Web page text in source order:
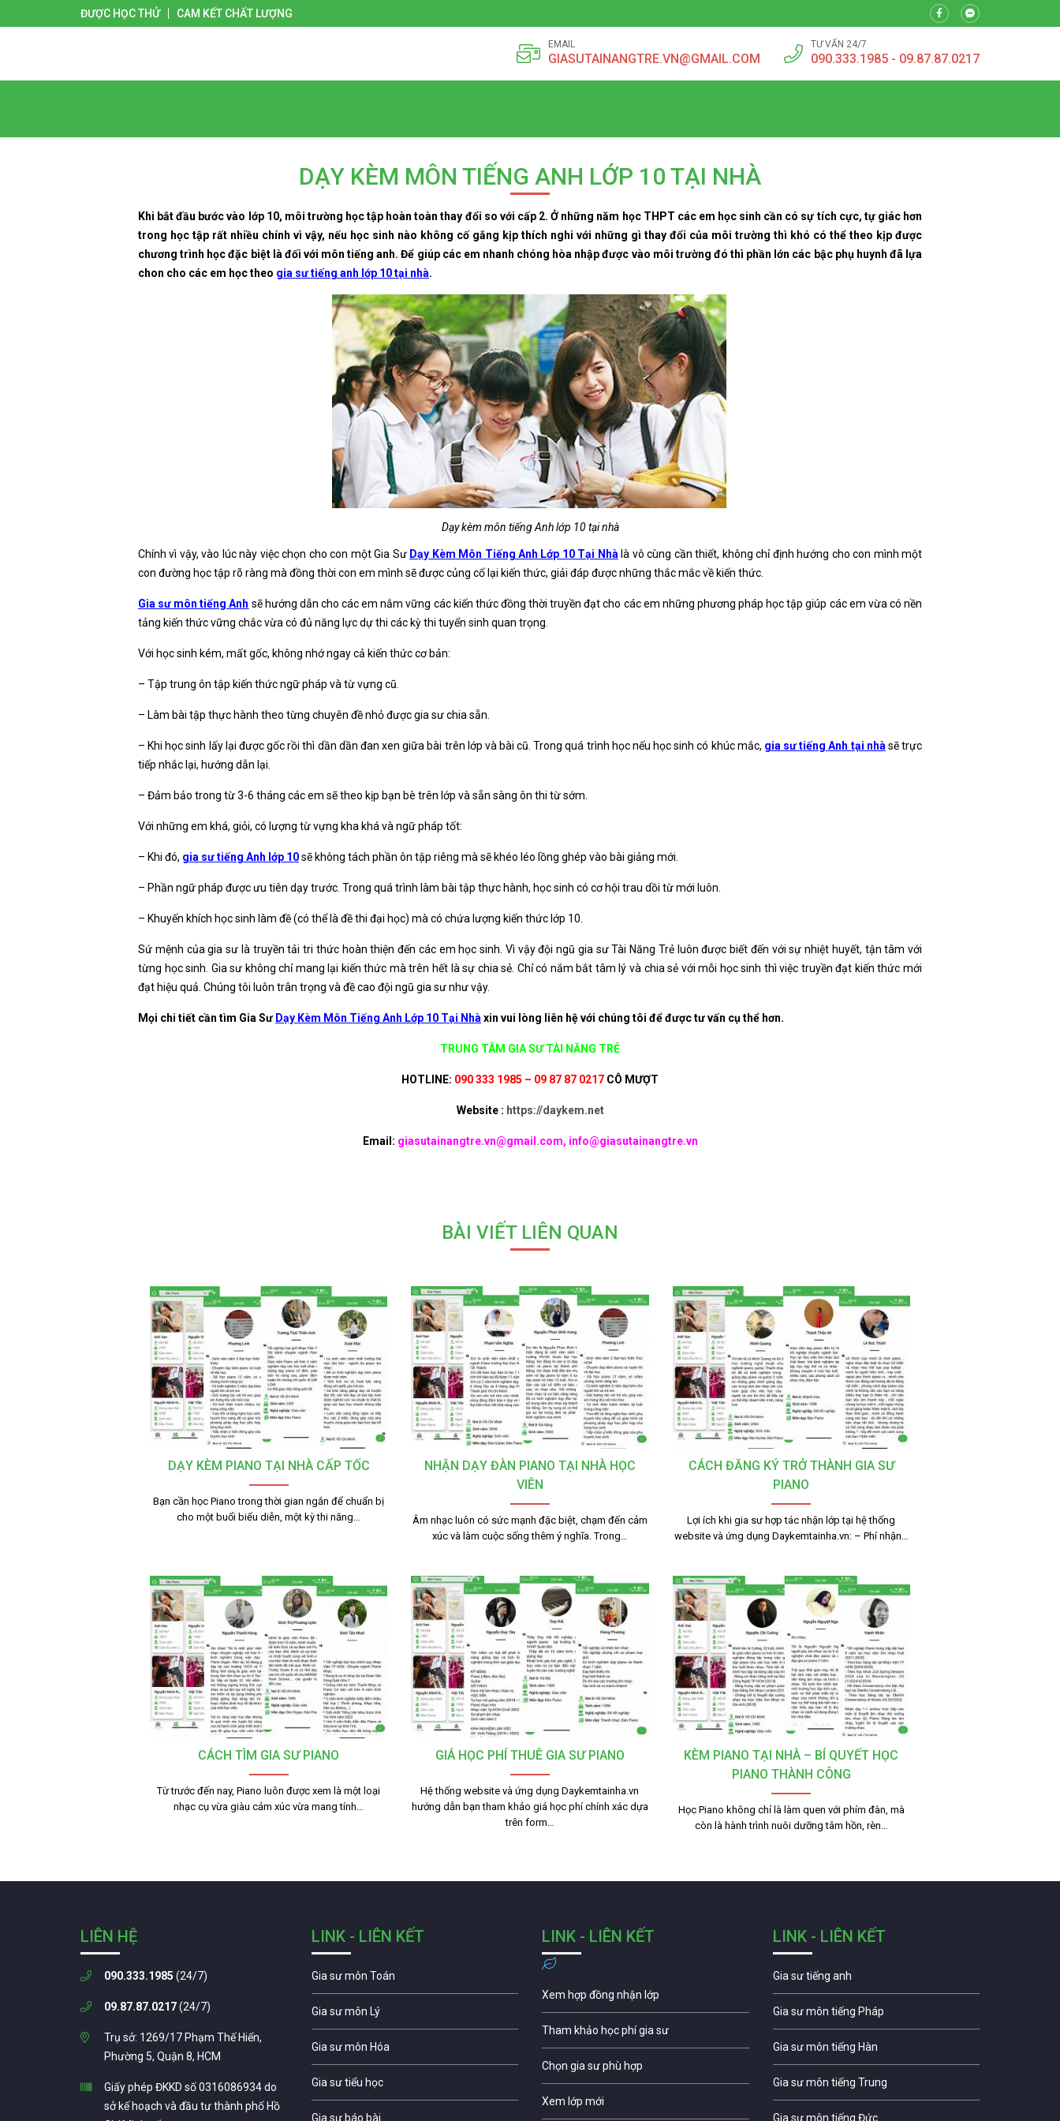
ĐƯỢC HỌC THỬ CAM KẾT CHẤT LƯỢNG
EMAIL
GIASUTAINANGTRE.VN@GMAIL.COM
TƯ VẤN 24/7
090.333.1985 - 09.87.87.0217
DẠY KÈM MÔN TIẾNG ANH LỚP 10 TẠI NHÀ
Khi bắt đầu bước vào lớp 10, môi trường học tập hoàn toàn thay đổi so với cấp 2. Ở những năm học THPT các em học sinh cần có sự tích cực, tự giác hơn
trong học tập rất nhiều chính vì vậy, nếu học sinh nào không cố gắng kịp thích nghi với những gì thay đổi của môi trường thì khó có thể theo kịp được
chương trình học đặc biệt là đối với môn tiếng anh. Để giúp các em nhanh chóng hòa nhập được vào môi trường đó thì phần lớn các bậc phụ huynh đã lựa
chon cho các em học theo gia sư tiếng anh lớp 10 tại nhà.
Dạy kèm môn tiếng Anh lớp 10 tại nhà
Chính vì vậy, vào lúc này việc chọn cho con một Gia Sư Dạy Kèm Môn Tiếng Anh Lớp 10 Tại Nhà là vô cùng cần thiết, không chỉ định hướng cho con mình một
con đường học tập rõ ràng mà đồng thời con em mình sẽ được củng cố lại kiến thức, giải đáp được những thắc mắc về kiến thức.
Gia sư môn tiếng Anh sẽ hướng dẫn cho các em nắm vững các kiến thức đồng thời truyền đạt cho các em những phương pháp học tập giúp các em vừa có nền
tảng kiến thức vững chắc vừa có đủ năng lực dự thi các kỳ thi tuyển sinh quan trọng.
Với học sinh kém, mất gốc, không nhớ ngay cả kiến thức cơ bản:
– Tập trung ôn tập kiến thức ngữ pháp và từ vựng cũ.
– Làm bài tập thực hành theo từng chuyên đề nhỏ được gia sư chia sẵn.
– Khi học sinh lấy lại được gốc rồi thì dần dần đan xen giữa bài trên lớp và bài cũ. Trong quá trình học nếu học sinh có khúc mắc, gia sư tiếng Anh tại nhà sẽ trực
tiếp nhắc lại, hướng dẫn lại.
– Đảm bảo trong từ 3-6 tháng các em sẽ theo kịp bạn bè trên lớp và sẵn sàng ôn thi từ sớm.
Với những em khá, giỏi, có lượng từ vựng kha khá và ngữ pháp tốt:
– Khi đó, gia sư tiếng Anh lớp 10sẽ không tách phần ôn tập riêng mà sẽ khéo léo lồng ghép vào bài giảng mới.
– Phần ngữ pháp được ưu tiên dạy trước. Trong quá trình làm bài tập thực hành, học sinh có cơ hội trau dồi từ mới luôn.
– Khuyến khích học sinh làm đề (có thể là đề thi đại học) mà có chứa lượng kiến thức lớp 10.
Sứ mệnh của gia sư là truyền tải tri thức hoàn thiện đến các em học sinh. Vì vậy đội ngũ gia sư Tài Năng Trẻ luôn được biết đến với sự nhiệt huyết, tận tâm với
từng học sinh. Gia sư không chỉ mang lại kiến thức mà trên hết là sự chia sẻ. Chỉ có nắm bắt tâm lý và chia sẻ với mỗi học sinh thì việc truyền đạt kiến thức mới
đạt hiệu quả. Chúng tôi luôn trân trọng và đề cao đội ngũ gia sư như vậy.
Mọi chi tiết cần tìm Gia Sư Dạy Kèm Môn Tiếng Anh Lớp 10 Tại Nhà xin vui lòng liên hệ với chúng tôi để được tư vấn cụ thể hơn.
TRUNG TÂM GIA SƯ TÀI NĂNG TRẺ
HOTLINE: 090 333 1985 – 09 87 87 0217 CÔ MƯỢT
Website : https://daykem.net
Email: giasutainangtre.vn@gmail.com, info@giasutainangtre.vn
BÀI VIẾT LIÊN QUAN
DẠY KÈM PIANO TẠI NHÀ CẤP TỐC
Bạn cần học Piano trong thời gian ngắn để chuẩn bị
cho một buổi biểu diễn, một kỳ thi năng…
NHẬN DẠY ĐÀN PIANO TẠI NHÀ HỌC
VIÊN
Âm nhạc luôn có sức mạnh đặc biệt, chạm đến cảm
xúc và làm cuộc sống thêm ý nghĩa. Trong…
CÁCH ĐĂNG KÝ TRỞ THÀNH GIA SƯ
PIANO
Lợi ích khi gia sư hợp tác nhận lớp tại hệ thống
website và ứng dụng Daykemtainha.vn: – Phí nhận…
CÁCH TÌM GIA SƯ PIANO
Từ trước đến nay, Piano luôn được xem là một loại
nhạc cụ vừa giàu cảm xúc vừa mang tính…
GIÁ HỌC PHÍ THUÊ GIA SƯ PIANO
Hệ thống website và ứng dụng Daykemtainha.vn
hướng dẫn bạn tham khảo giá học phí chính xác dựa
trên form…
KÈM PIANO TẠI NHÀ – BÍ QUYẾT HỌC
PIANO THÀNH CÔNG
Học Piano không chỉ là làm quen với phím đàn, mà
còn là hành trình nuôi dưỡng tâm hồn, rèn…
LIÊN HỆ
090.333.1985 (24/7)
09.87.87.0217(24/7)
Trụ sở: 1269/17 Phạm Thế Hiển,
Phường 5, Quận 8, HCM
Giấy phép ĐKKD số 0316086934 do
sở kế hoạch và đầu tư thành phố Hồ
LINK - LIÊN KẾT
Gia sư môn Toán
Gia sư môn Lý
Gia sư môn Hóa
Gia sư tiểu học
Gia sư báo bài
LINK - LIÊN KẾT
Xem hợp đồng nhận lớp
Tham khảo học phí gia sư
Chọn gia sư phù hợp
Xem lớp mới
LINK - LIÊN KẾT
Gia sư tiếng anh
Gia sư môn tiếng Pháp
Gia sư môn tiếng Hàn
Gia sư môn tiếng Trung
Gia sư môn tiếng Đức